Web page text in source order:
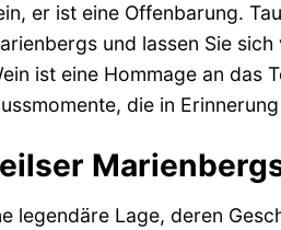
er ist eine Offenbarung.
und lassen Sie
ist eine Hommage an
die in
legendäre Lage, deren